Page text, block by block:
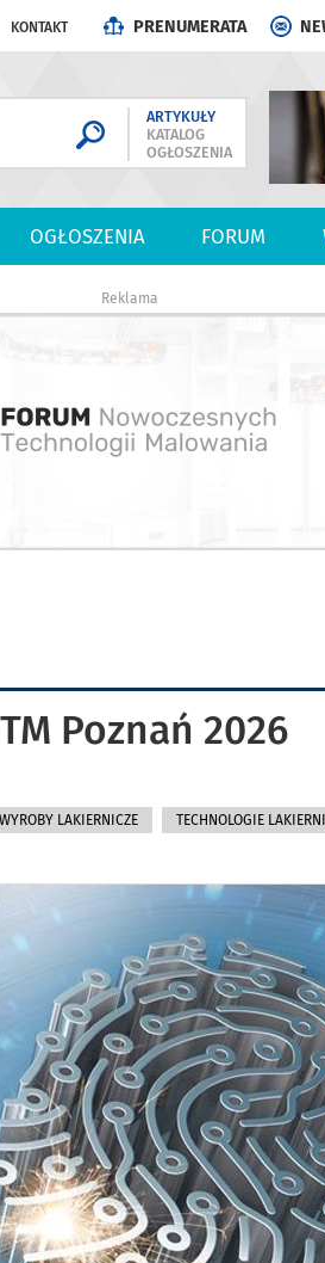
KONTAKT PRENUMERATA
ARTYKUŁY
KATALOG
OGŁOSZENIA
OGŁOSZENIA FORUM
Reklama
Poznań 2026
WYROBY LAKIERNICZE
TECHNOLOGIE